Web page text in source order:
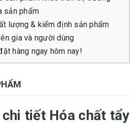
sản phẩm
lượng & kiểm định sản phẩm
gia và người dùng
hàng ngay hôm nay!
tiết Hóa chất tẩy